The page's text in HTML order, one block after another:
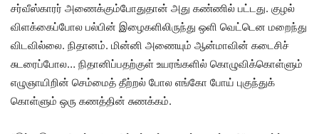
சர்வீஸ்காரர் அணைக்கும்போதுதான் அது கண்ணில் பட்டது. குழல்
விளக்கைப்போல பல்பின் இழைகளிலிருந்து ஒளி வெட்டென மறைந்து
விடவில்லை. நிதானம். மின்னி அணையும் ஆன்மாவின் கடைசிச்
சுடரைப்போல… நிதானிப்பதற்குள் உயரங்களில் கொழுவிக்கொள்ளும்
எழுஞாயிறின் செம்மைத் தீற்றல் போல எங்கோ போய் புகுந்துக்
கொள்ளும் ஒரு கணத்தின் சுணக்கம்.